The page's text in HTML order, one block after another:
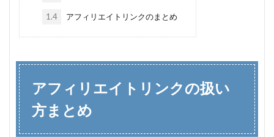
1.4 アフィリエイトリンクのまとめ
アフィリエイトリンクの扱い
方まとめ